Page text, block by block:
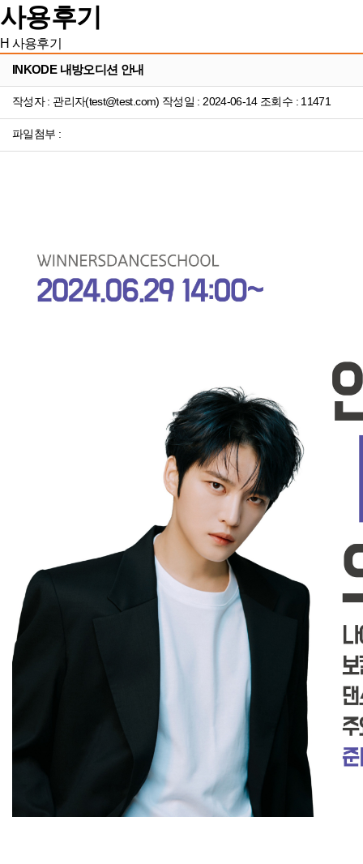
사용후기
H 사용후기
INKODE 내방오디션 안내
작성자 : 관리자(test@test.com) 작성일 : 2024-06-14 조회수 : 11471
파일첨부 :